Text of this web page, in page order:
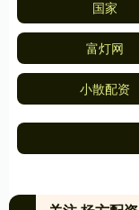
国家
富灯网
小散配资